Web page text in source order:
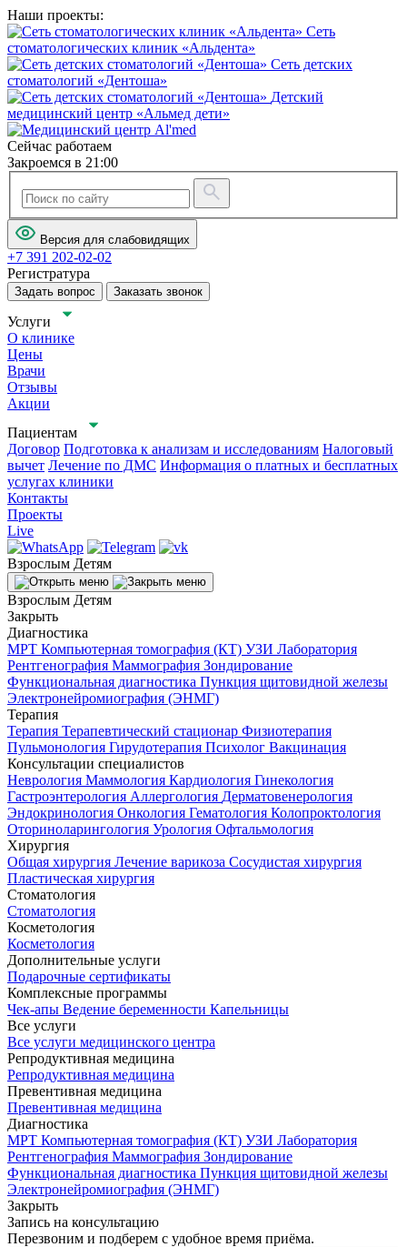
Наши проекты:
Сеть
стоматологических клиник «Альдента»
Сеть детских
стоматологий «Дентоша»
Детский
медицинский центр «Альмед дети»
Сейчас работаем
Закроемся в 21:00
Версия для слабовидящих
+7 391 202-02-02
Регистратура
Задать вопрос Заказать звонок
Услуги
О клинике
Цены
Врачи
Отзывы
Акции
Пациентам
Договор Подготовка к анализам и исследованиям Налоговый
вычет Лечение по ДМС Информация о платных и бесплатных
услугах клиники
Контакты
Проекты
Live
Взрослым Детям
Взрослым Детям
Закрыть
Диагностика
МРТ Компьютерная томография (КТ) УЗИ Лаборатория
Рентгенография Маммография Зондирование
Функциональная диагностика Пункция щитовидной железы
Электронейромиография (ЭНМГ)
Терапия
Терапия Терапевтический стационар Физиотерапия
Пульмонология Гирудотерапия Психолог Вакцинация
Консультации специалистов
Неврология Маммология Кардиология Гинекология
Гастроэнтерология Аллергология Дерматовенерология
Эндокринология Онкология Гематология Колопроктология
Оториноларингология Урология Офтальмология
Хирургия
Общая хирургия Лечение варикоза Сосудистая хирургия
Пластическая хирургия
Стоматология
Стоматология
Косметология
Косметология
Дополнительные услуги
Подарочные сертификаты
Комплексные программы
Чек-апы Ведение беременности Капельницы
Все услуги
Все услуги медицинского центра
Репродуктивная медицина
Репродуктивная медицина
Превентивная медицина
Превентивная медицина
Диагностика
МРТ Компьютерная томография (КТ) УЗИ Лаборатория
Рентгенография Маммография Зондирование
Функциональная диагностика Пункция щитовидной железы
Электронейромиография (ЭНМГ)
Закрыть
Запись на консультацию
Перезвоним и подберем с удобное время приёма.